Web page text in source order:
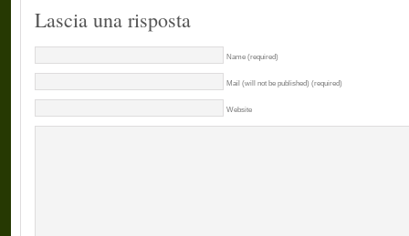
Lascia una risposta
Name (required)
Mail (will not be published) (required)
Website